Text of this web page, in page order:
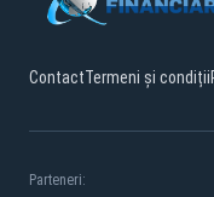
ContactTermeni și condiții
Parteneri: